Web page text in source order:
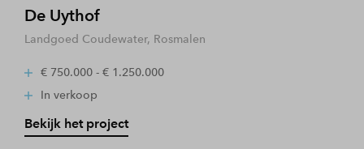
De Uythof
Landgoed Coudewater, Rosmalen
€ 750.000 - € 1.250.000
In verkoop
Bekijk het project